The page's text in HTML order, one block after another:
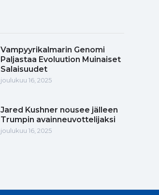
Vampyyrikalmarin Genomi
Paljastaa Evoluution Muinaiset
Salaisuudet
joulukuu 16, 2025
Jared Kushner nousee jälleen
Trumpin avainneuvottelijaksi
joulukuu 16, 2025